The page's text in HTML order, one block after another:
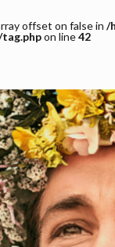
offset on false in /
on line42